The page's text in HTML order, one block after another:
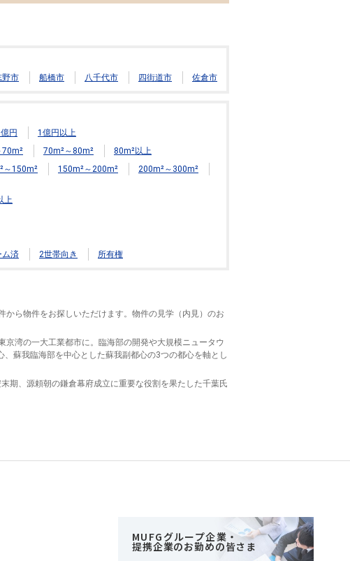
野市 船橋市 八千代市 四街道市 佐倉市
円
1億円以上
70m² 70m²～80m²
80m²以上
～150m² 150m²～200m²
200m²～300m²
上
ム済 2世帯向き 所有権
ら物件をお探しいただけます。物件の見学（内見）のお
京湾の一大工業都市に。臨海部の開発や大規模ニュータウ
蘇我臨海部を中心とした蘇我副都心の3つの都心を軸とし
期、源頼朝の鎌倉幕府成立に重要な役割を果たした千葉氏
MUFGグループ企業・
提携企業のお勤めの皆さま